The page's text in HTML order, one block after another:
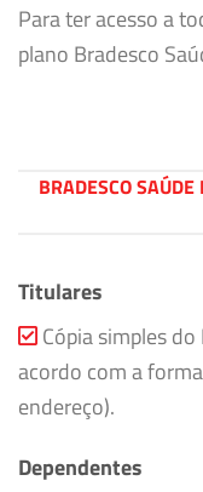
Para ter acesso a
plano Bradesco
BRADESCO
Titulares
Cópia simples do
acordo com a
endereço).
Dependentes